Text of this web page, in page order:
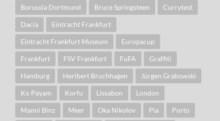
Borussia Dortmund Bruce Springsteen Currytest
Dacia Eintracht Frankfurt
Eintracht Frankfurt Museum Europacup
Frankfurt FSV Frankfurt FuFA Graffiti
Hamburg Heribert Bruchhagen Jürgen Grabowski
Ko Payam Korfu Lissabon London
Manni Binz Meer Oka Nikolov Pia Porto